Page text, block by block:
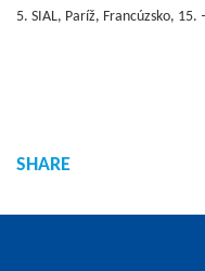
5. SIAL, Paríž, Francúzsko, 15.
SHARE